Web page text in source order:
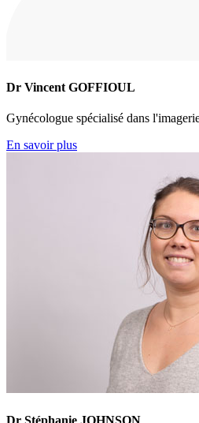
Dr Vincent GOFFIOUL
Gynécologue spécialisé dans
En savoir plus
Dr Stéphanie JOHNSON